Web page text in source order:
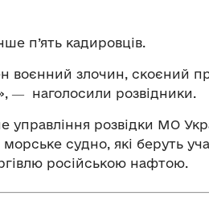
п’ять кадировців.
воєнний злочин, скоєний
― наголосили розвідники.
управління розвідки МО
морське судно, які беруть
російською нафтою.